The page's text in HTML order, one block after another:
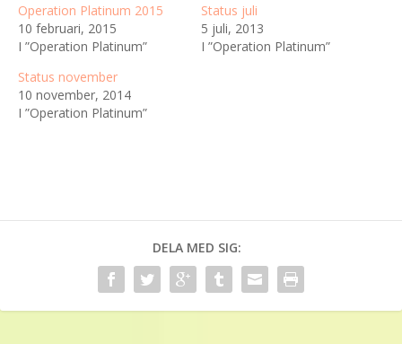
Operation Platinum 2015
10 februari, 2015
I ”Operation Platinum”
Status juli
5 juli, 2013
I ”Operation Platinum”
Status november
10 november, 2014
I ”Operation Platinum”
DELA MED SIG: